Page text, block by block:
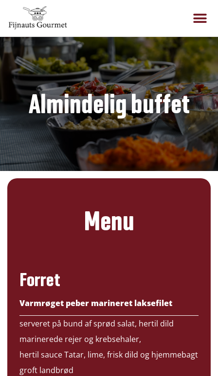
Almindelig buffet
Menu
Forret
Varmrøget peber marineret laksefilet
serveret på bund af sprød salat, hertil dild
marinerede rejer og krebsehaler,
hertil sauce Tatar, lime, frisk dild og hjemmebagt
groft landbrød